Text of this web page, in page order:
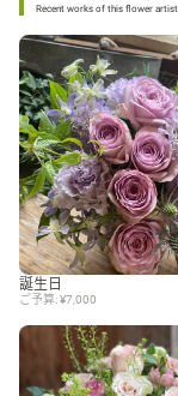
Recent works of this flower artist
誕生日
ご予算: ¥7,000